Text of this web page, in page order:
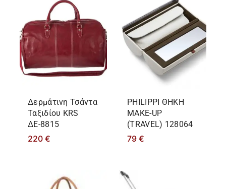
Δερμάτινη Τσάντα
Ταξιδίου KRS
ΔΕ-8815
220 €
PHILIPPΙ ΘΗΚΗ
MAKE-UP
(TRAVEL) 128064
79 €